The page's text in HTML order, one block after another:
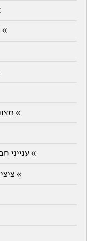
»
»
» ענייני
»